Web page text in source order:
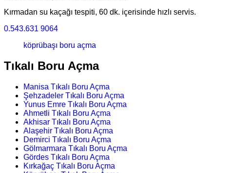
Kırmadan su kaçağı tespiti, 60 dk. içerisinde hızlı servis.
0.543.631 9064
köprübaşı boru açma
Tıkalı Boru Açma
Manisa Tıkalı Boru Açma
Şehzadeler Tıkalı Boru Açma
Yunus Emre Tıkalı Boru Açma
Ahmetli Tıkalı Boru Açma
Akhisar Tıkalı Boru Açma
Alaşehir Tıkalı Boru Açma
Demirci Tıkalı Boru Açma
Gölmarmara Tıkalı Boru Açma
Gördes Tıkalı Boru Açma
Kırkağaç Tıkalı Boru Açma